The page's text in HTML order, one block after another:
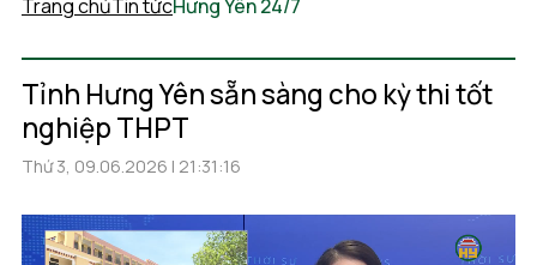
Trang chủTin tứcHưng Yên 24/7
Tỉnh Hưng Yên sẵn sàng cho kỳ thi tốt
nghiệp THPT
Thứ 3, 09.06.2026 | 21:31:16